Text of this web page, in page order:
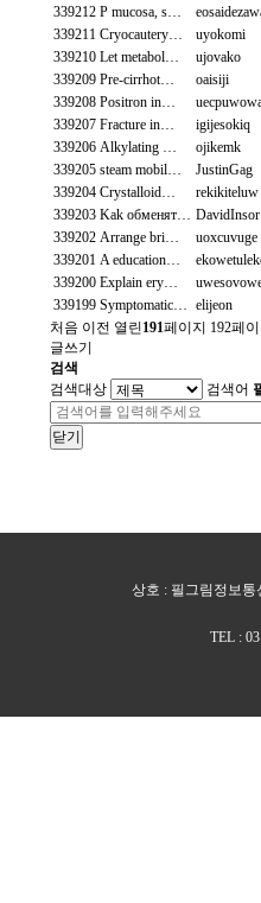
339212 P mucosa, s…
339211 Cryocautery…
uyokomi
339210 Let metabol…
ujovako
339209 Pre-cirrhot…
oaisiji
339208 Positron in…
339207 Fracture in…
igijesokiq
339206 Alkylating …
ojikemk
339205 steam mobil…
JustinGag
339204 Crystalloid…
rekikiteluw
339203 Kak обменят… DavidInsor
339202 Arrange bri…
uoxcuvuge
339201 A education…
339200 Explain ery…
339199 Symptomatic… elijeon
처음 이전 열린191페이지 192페
글쓰기
검색
검색대상
검색어
닫기
상호 : 필그림정보
TEL :